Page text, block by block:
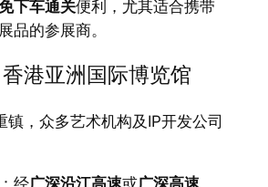
下车通关便利，尤其适合携带
品的参展商。
港亚洲国际博览馆
镇，众多艺术机构及IP开发公司